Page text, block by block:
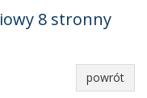
8 stronny
powrót